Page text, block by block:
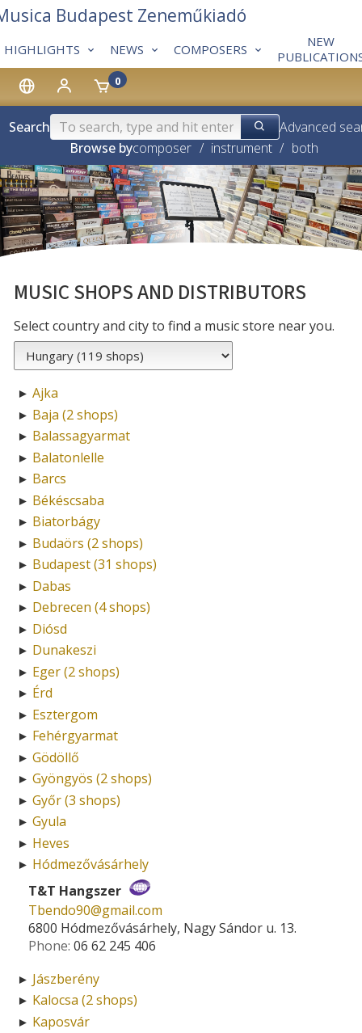
0
HIGHLIGHTS NEWS COMPOSERS
NEW
Budapest Zeneműkiadó
Search
Advanced
Browse bycomposer / instrument / both
MUSIC SHOPS AND DISTRIBUTORS
Select country and city to find a music store near you.
► Ajka
► Baja (2 shops)
► Balassagyarmat
► Balatonlelle
► Barcs
► Békéscsaba
► Biatorbágy
► Budaörs (2 shops)
► Budapest (31 shops)
► Dabas
► Debrecen (4 shops)
► Diósd
► Dunakeszi
► Eger (2 shops)
► Érd
► Esztergom
► Fehérgyarmat
► Gödöllő
► Gyöngyös (2 shops)
► Győr (3 shops)
► Gyula
► Heves
► Hódmezővásárhely
T&T Hangszer
Tbendo90­@­gmail.com
6800 Hódmezővásárhely, Nagy Sándor u. 13.
Phone: 06 62 245 406
► Jászberény
► Kalocsa (2 shops)
► Kaposvár